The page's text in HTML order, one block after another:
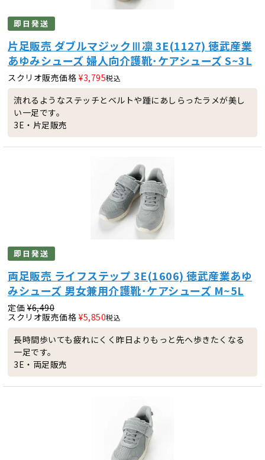
即日発送
片足販売 ダブルマジックⅢ凛 3E(1127) 徳武産業
あゆみシューズ 婦人向介護靴･ケアシューズ S~3L
スクリオ販売価格 ¥3,795税込
流れるようなステッチとベルトや踵にあしらったラメが美し
い一足です。
3E・片足販売
即日発送
両足販売 ライフステップ 3E(1606) 徳武産業あゆ
みシューズ 男女兼用介護靴･ケアシューズ M~5L
定価 ¥6,490
スクリオ販売価格 ¥5,850税込
長時間歩いても疲れにくく昨日よりもっと先へ歩きたくなる
一足です。
3E・両足販売